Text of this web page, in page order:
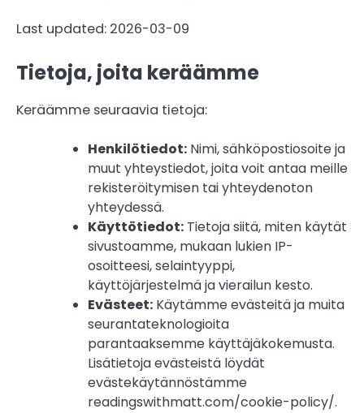
Last updated: 2026-03-09
Tietoja, joita keräämme
Keräämme seuraavia tietoja:
Henkilötiedot: Nimi, sähköpostiosoite ja
muut yhteystiedot, joita voit antaa meille
rekisteröitymisen tai yhteydenoton
yhteydessä.
Käyttötiedot: Tietoja siitä, miten käytät
sivustoamme, mukaan lukien IP-
osoitteesi, selaintyyppi,
käyttöjärjestelmä ja vierailun kesto.
Evästeet: Käytämme evästeitä ja muita
seurantateknologioita
parantaaksemme käyttäjäkokemusta.
Lisätietoja evästeistä löydät
evästekäytännöstämme
readingswithmatt.com/cookie-policy/.